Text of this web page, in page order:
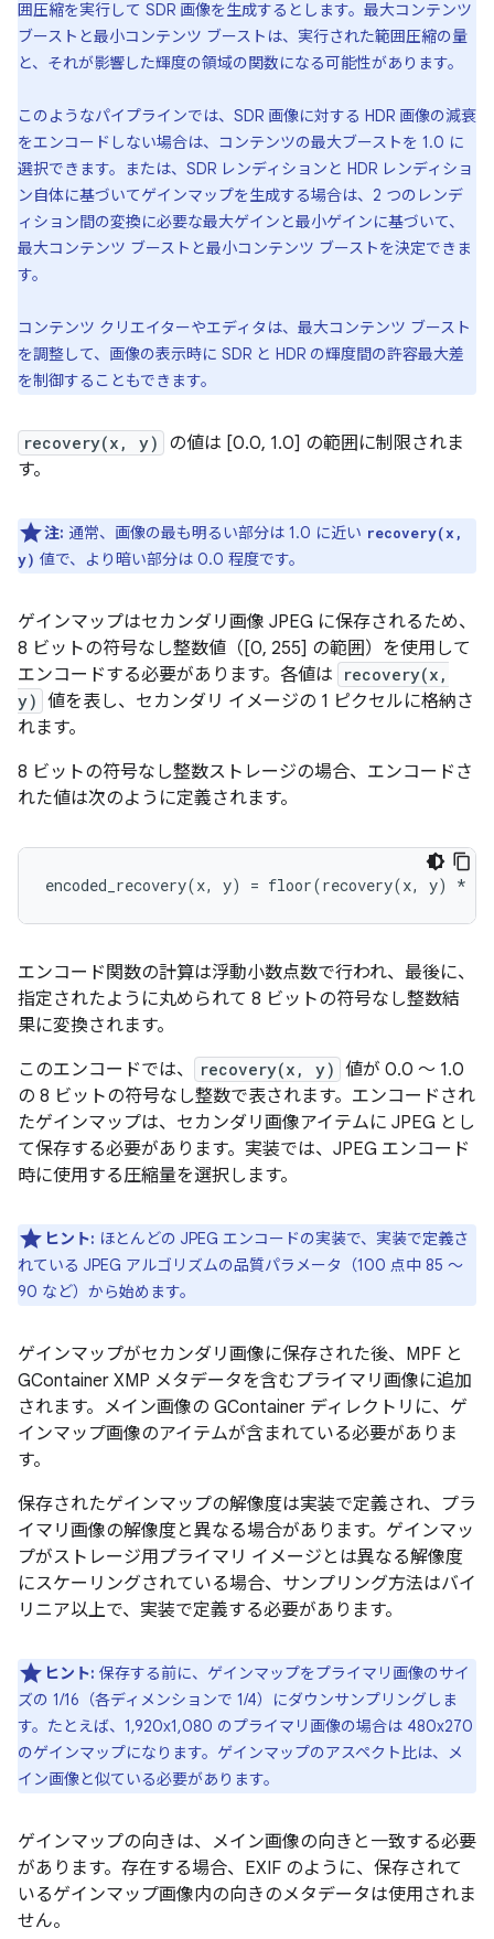
囲圧縮を実行して SDR 画像を生成するとします。最大コンテンツ
ブーストと最小コンテンツ ブーストは、実行された範囲圧縮の量
と、それが影響した輝度の領域の関数になる可能性があります。
このようなパイプラインでは、SDR 画像に対する HDR 画像の減衰
をエンコードしない場合は、コンテンツの最大ブーストを 1.0 に
選択できます。または、SDR レンディションと HDR レンディショ
ン自体に基づいてゲインマップを生成する場合は、2 つのレンデ
ィション間の変換に必要な最大ゲインと最小ゲインに基づいて、
最大コンテンツ ブーストと最小コンテンツ ブーストを決定できま
す。
コンテンツ クリエイターやエディタは、最大コンテンツ ブースト
を調整して、画像の表示時に SDR と HDR の輝度間の許容最大差
を制御することもできます。
recovery(x, y)
の値は [0.0, 1.0] の範囲に制限されま
す。
注: 通常、画像の最も明るい部分は 1.0 に近い recovery(x,
y) 値で、より暗い部分は 0.0 程度です。
ゲインマップはセカンダリ画像 JPEG に保存されるため、
8 ビットの符号なし整数値（[0, 255] の範囲）を使用して
エンコードする必要があります。各値は
recovery(x,
y) 値を表し、セカンダリ イメージの 1 ピクセルに格納さ
れます。
8 ビットの符号なし整数ストレージの場合、エンコードさ
れた値は次のように定義されます。
エンコード関数の計算は浮動小数点数で行われ、最後に、
指定されたように丸められて 8 ビットの符号なし整数結
果に変換されます。
このエンコードでは、
recovery(x, y) 値が 0.0 ～ 1.0
の 8 ビットの符号なし整数で表されます。エンコードされ
たゲインマップは、セカンダリ画像アイテムに JPEG とし
て保存する必要があります。実装では、JPEG エンコード
時に使用する圧縮量を選択します。
ヒント: ほとんどの JPEG エンコードの実装で、実装で定義さ
れている JPEG アルゴリズムの品質パラメータ（100 点中 85 ～
90 など）から始めます。
ゲインマップがセカンダリ画像に保存された後、MPF と
GContainer XMP メタデータを含むプライマリ画像に追加
されます。メイン画像の GContainer ディレクトリに、ゲ
インマップ画像のアイテムが含まれている必要がありま
す。
保存されたゲインマップの解像度は実装で定義され、プラ
イマリ画像の解像度と異なる場合があります。ゲインマッ
プがストレージ用プライマリ イメージとは異なる解像度
にスケーリングされている場合、サンプリング方法はバイ
リニア以上で、実装で定義する必要があります。
ヒント: 保存する前に、ゲインマップをプライマリ画像のサイ
ズの 1/16（各ディメンションで 1/4）にダウンサンプリングしま
す。たとえば、1,920x1,080 のプライマリ画像の場合は 480x270
のゲインマップになります。ゲインマップのアスペクト比は、メ
イン画像と似ている必要があります。
ゲインマップの向きは、メイン画像の向きと一致する必要
があります。存在する場合、EXIF のように、保存されて
いるゲインマップ画像内の向きのメタデータは使用されま
せん。